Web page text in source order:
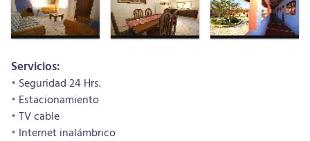
Servicios:
Seguridad 24 Hrs.
Estacionamiento
TV cable
Internet inalámbrico